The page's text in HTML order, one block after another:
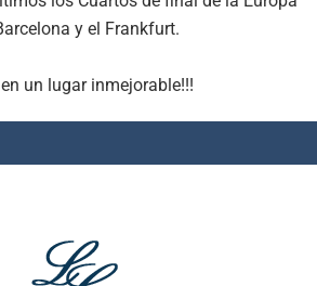
y el Frankfurt.
en un lugar inmejorable!!!